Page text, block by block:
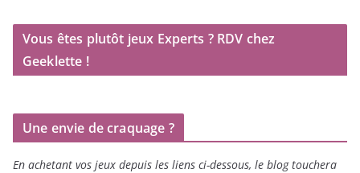
Vous êtes plutôt jeux Experts ? RDV chez
Geeklette !
Une envie de craquage ?
En achetant vos jeux depuis les liens ci-dessous, le blog touchera